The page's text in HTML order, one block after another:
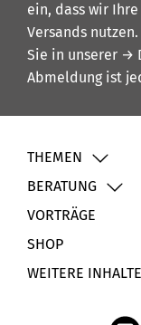
ein, dass wir
Versands
Sie in unserer →
Abmeldung ist
THEMEN
BERATUNG
VORTRÄGE
SHOP
WEITERE INHALTE